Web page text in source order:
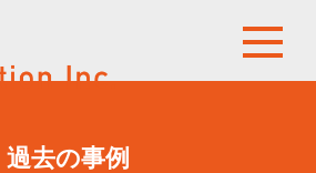
過去の事例